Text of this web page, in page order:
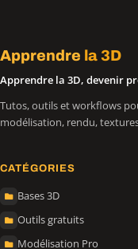
Apprendre la 3D
Apprendre la 3D, devenir
Tutos, outils et workflows
modélisation, rendu,
CATÉGORIES
Bases 3D
Outils gratuits
Modélisation Pro